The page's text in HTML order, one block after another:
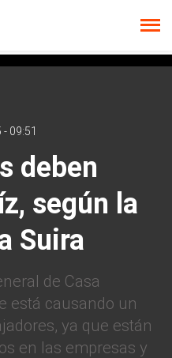
09:51
deben
según la
Suira
de Casa
está causando un
ya que están
en las empresas y